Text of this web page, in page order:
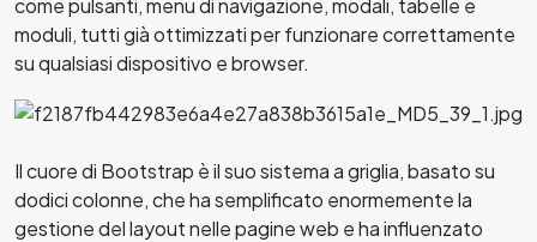
come pulsanti, menu di navigazione, modali, tabelle e
moduli, tutti già ottimizzati per funzionare correttamente
su qualsiasi dispositivo e browser.
Il cuore di Bootstrap è il suo sistema a griglia, basato su
dodici colonne, che ha semplificato enormemente la
gestione del layout nelle pagine web e ha influenzato